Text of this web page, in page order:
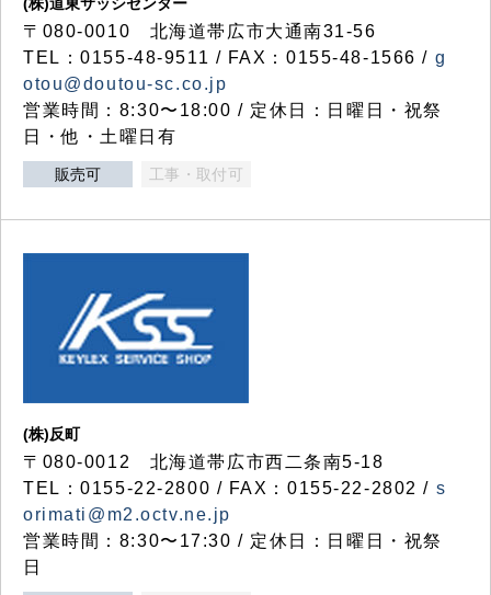
〒080-0010 北海道帯広市大通南31-56
TEL：0155-48-9511 / FAX：0155-48-1566 / g
otou@doutou-sc.co.jp
営業時間：8:30〜18:00 / 定休日：日曜日・祝祭
日・他・土曜日有
販売可 工事・取付可
(株)反町
〒080-0012 北海道帯広市西二条南5-18
TEL：0155-22-2800 / FAX：0155-22-2802 / s
orimati@m2.octv.ne.jp
営業時間：8:30〜17:30 / 定休日：日曜日・祝祭
日